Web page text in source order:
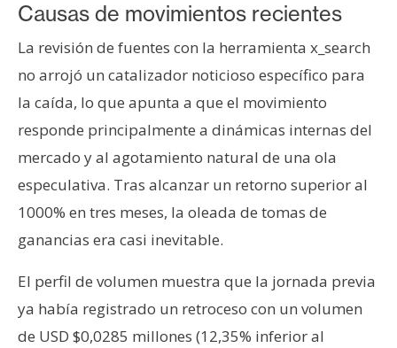
Causas de movimientos recientes
La revisión de fuentes con la herramienta x_search
no arrojó un catalizador noticioso específico para
la caída, lo que apunta a que el movimiento
responde principalmente a dinámicas internas del
mercado y al agotamiento natural de una ola
especulativa. Tras alcanzar un retorno superior al
1000% en tres meses, la oleada de tomas de
ganancias era casi inevitable.
El perfil de volumen muestra que la jornada previa
ya había registrado un retroceso con un volumen
de USD $0,0285 millones (12,35% inferior al